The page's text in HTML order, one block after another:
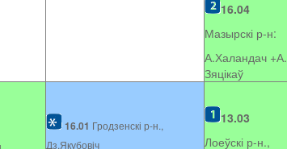
16.04
Мазырскі р-н:
А.Халандач +А.
Зяцікаў
16.01 Гродзенскі р-н.,
Дз.Якубовіч
13.03
Лоеўскі р-н.,